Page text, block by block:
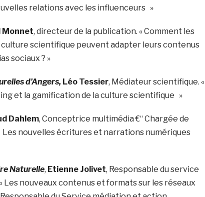
relations avec les influenceurs »
Monnet, directeur de la publication. « Comment les
culture scientifique peuvent adapter leurs contenus
sociaux ? »
d’Angers, Léo Tessier, Médiateur scientifique. «
et la gamification de la culture scientifique »
Dahlem, Conceptrice multimédia €“ Chargée de
nouvelles écritures et narrations numériques
Naturelle, Etienne Jolivet, Responsable du service
Les nouveaux contenus et formats sur les réseaux